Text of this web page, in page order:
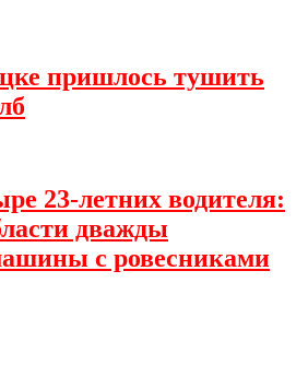
пришлось тушить
23-летних водителя:
дважды
с ровесниками